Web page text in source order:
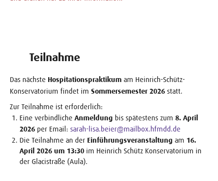
Teilnahme
Das nächste Hospitationspraktikum am Heinrich-Schütz-
Konservatorium findet im Sommersemester 2026 statt.
Zur Teilnahme ist erforderlich:
Eine verbindliche Anmeldung bis spätestens zum 8. April
2026 per Email: sarah-lisa.beier@mailbox.hfmdd.de
Die Teilnahme an der Einführungsveranstaltung am 16.
April 2026 um 13:30 im Heinrich Schütz Konservatorium in
der Glacistraße (Aula).